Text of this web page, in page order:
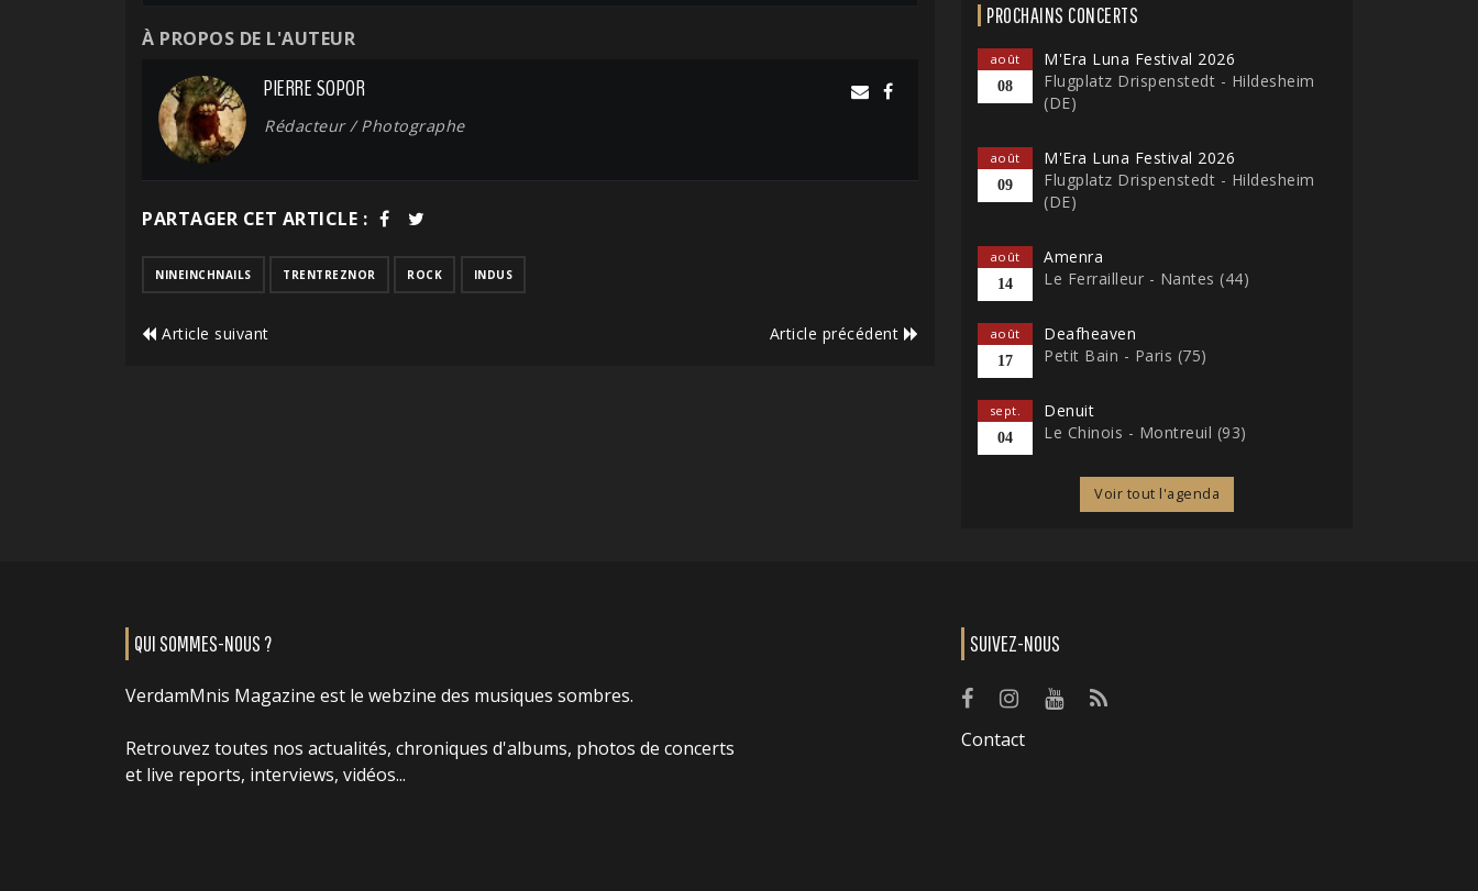
À PROPOS DE L'AUTEUR
PIERRE SOPOR
Rédacteur / Photographe
PARTAGER CET ARTICLE :
NINEINCHNAILS TRENTREZNOR ROCK INDUS
Article suivant Article précédent
PROCHAINS CONCERTS
août
08
M'Era Luna Festival 2026
Flugplatz Drispenstedt - Hildesheim
(DE)
août
09
M'Era Luna Festival 2026
Flugplatz Drispenstedt - Hildesheim
(DE)
août
14
Amenra
Le Ferrailleur - Nantes (44)
août
17
Deafheaven
Petit Bain - Paris (75)
sept.
04
Denuit
Le Chinois - Montreuil (93)
Voir tout l'agenda
QUI SOMMES-NOUS ?
VerdamMnis Magazine est le webzine des musiques sombres.
Retrouvez toutes nos actualités, chroniques d'albums, photos de concerts
et live reports, interviews, vidéos...
SUIVEZ-NOUS
Contact